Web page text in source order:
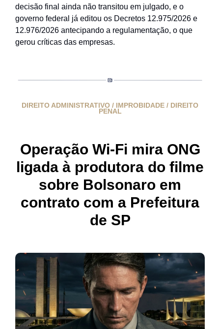
decisão final ainda não transitou em julgado, e o
governo federal já editou os Decretos 12.975/2026 e
12.976/2026 antecipando a regulamentação, o que
gerou críticas das empresas.
DIREITO ADMINISTRATIVO / IMPROBIDADE / DIREITO
PENAL
Operação Wi-Fi mira ONG
ligada à produtora do filme
sobre Bolsonaro em
contrato com a Prefeitura
de SP